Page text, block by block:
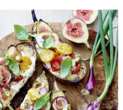
RECEPTENSET